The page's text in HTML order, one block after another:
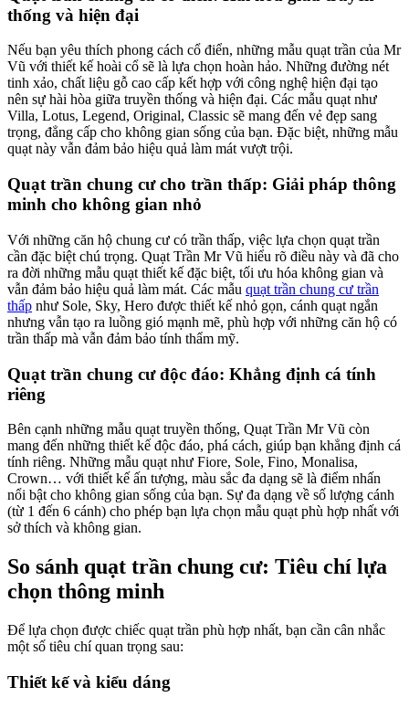
thống và hiện đại
Nếu bạn yêu thích phong cách cổ điển, những mẫu quạt trần của Mr
Vũ với thiết kế hoài cổ sẽ là lựa chọn hoàn hảo. Những đường nét
tinh xảo, chất liệu gỗ cao cấp kết hợp với công nghệ hiện đại tạo
nên sự hài hòa giữa truyền thống và hiện đại. Các mẫu quạt như
Villa, Lotus, Legend, Original, Classic sẽ mang đến vẻ đẹp sang
trọng, đẳng cấp cho không gian sống của bạn. Đặc biệt, những mẫu
quạt này vẫn đảm bảo hiệu quả làm mát vượt trội.
Quạt trần chung cư cho trần thấp: Giải pháp thông
minh cho không gian nhỏ
Với những căn hộ chung cư có trần thấp, việc lựa chọn quạt trần
cần đặc biệt chú trọng. Quạt Trần Mr Vũ hiểu rõ điều này và đã cho
ra đời những mẫu quạt thiết kế đặc biệt, tối ưu hóa không gian và
vẫn đảm bảo hiệu quả làm mát. Các mẫu quạt trần chung cư trần
thấp như Sole, Sky, Hero được thiết kế nhỏ gọn, cánh quạt ngắn
nhưng vẫn tạo ra luồng gió mạnh mẽ, phù hợp với những căn hộ có
trần thấp mà vẫn đảm bảo tính thẩm mỹ.
Quạt trần chung cư độc đáo: Khẳng định cá tính
riêng
Bên cạnh những mẫu quạt truyền thống, Quạt Trần Mr Vũ còn
mang đến những thiết kế độc đáo, phá cách, giúp bạn khẳng định cá
tính riêng. Những mẫu quạt như Fiore, Sole, Fino, Monalisa,
Crown… với thiết kế ấn tượng, màu sắc đa dạng sẽ là điểm nhấn
nổi bật cho không gian sống của bạn. Sự đa dạng về số lượng cánh
(từ 1 đến 6 cánh) cho phép bạn lựa chọn mẫu quạt phù hợp nhất với
sở thích và không gian.
So sánh quạt trần chung cư: Tiêu chí lựa
chọn thông minh
Để lựa chọn được chiếc quạt trần phù hợp nhất, bạn cần cân nhắc
một số tiêu chí quan trọng sau:
Thiết kế và kiểu dáng